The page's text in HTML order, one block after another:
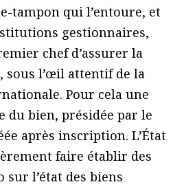
tampon qui l’entoure, et
gestionnaires,
chef d’assurer la
sous l’œil attentif de la
Pour cela une
du bien, présidée par le
après inscription. L’État
faire établir des
sur l’état des biens